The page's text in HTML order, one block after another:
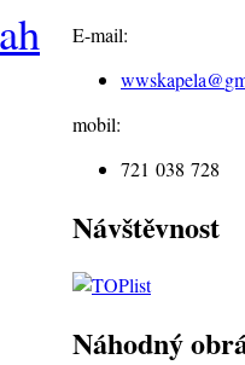
E-mail:
wwskapela@
mobil:
721 038 728
Návštěvnost
Náhodný